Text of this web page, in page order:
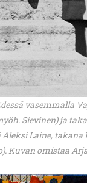
vasemmalla
Sievinen) ja
Laine, takana
Kuvan omistaa